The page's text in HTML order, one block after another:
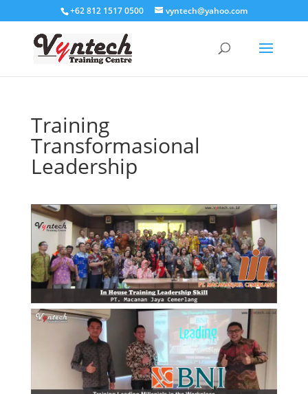
+62 812 1517 0500 vyntech@yahoo.com
Training
Transformasional
Leadership